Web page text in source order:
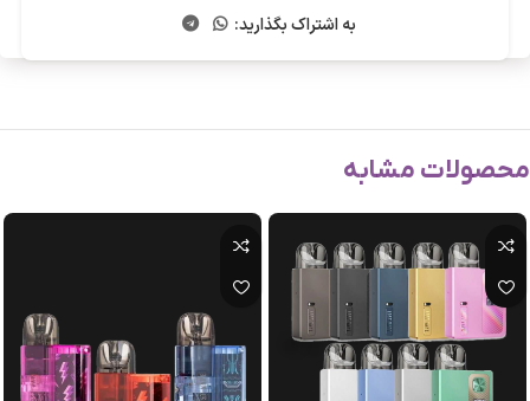
به اشتراک بگذارید:
محصولات مشابه